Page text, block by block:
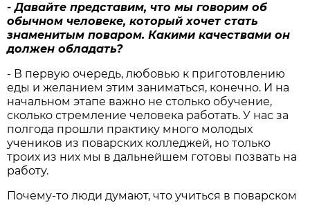
- Давайте представим, что мы говорим об
обычном человеке, который хочет стать
знаменитым поваром. Какими качествами он
должен обладать?
- В первую очередь, любовью к приготовлению
еды и желанием этим заниматься, конечно. И на
начальном этапе важно не столько обучение,
сколько стремление человека работать. У нас за
полгода прошли практику много молодых
учеников из поварских колледжей, но только
троих из них мы в дальнейшем готовы позвать на
работу.
Почему-то люди думают, что учиться в поварском